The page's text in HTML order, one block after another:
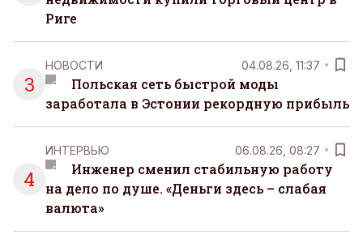
Риге
3
НОВОСТИ 04.08.26, 11:37
Польская сеть быстрой моды
заработала в Эстонии рекордную прибыль
4
ИНТЕРВЬЮ 06.08.26, 08:27
Инженер сменил стабильную работу
на дело по душе. «Деньги здесь – слабая
валюта»